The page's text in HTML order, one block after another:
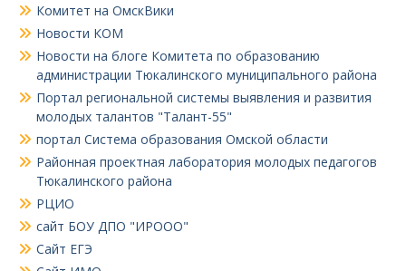
Комитет на ОмскВики
Новости КОМ
Новости на блоге Комитета по образованию
администрации Тюкалинского муниципального района
Портал региональной системы выявления и развития
молодых талантов "Талант-55"
портал Система образования Омской области
Районная проектная лаборатория молодых педагогов
Тюкалинского района
РЦИО
сайт БОУ ДПО "ИРООО"
Сайт ЕГЭ